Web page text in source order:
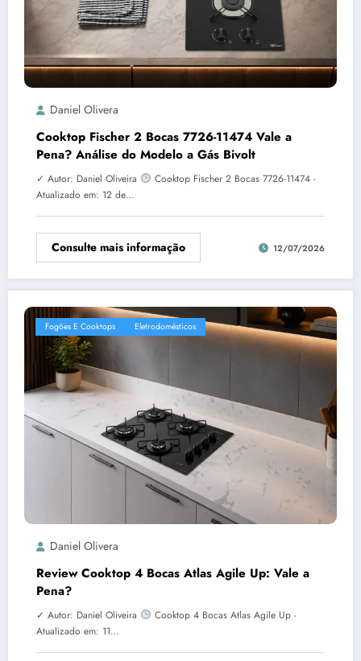
Daniel Olivera
Cooktop Fischer 2 Bocas 7726-11474 Vale a
Pena? Análise do Modelo a Gás Bivolt
✓ Autor: Daniel Oliveira
Cooktop Fischer 2 Bocas 7726-11474 -
Atualizado em: 12 de…
Consulte mais informação 12/07/2026
Fogões E Cooktops Eletrodomésticos
Daniel Olivera
Review Cooktop 4 Bocas Atlas Agile Up: Vale a
Pena?
✓ Autor: Daniel Oliveira
Cooktop 4 Bocas Atlas Agile Up -
Atualizado em: 11…